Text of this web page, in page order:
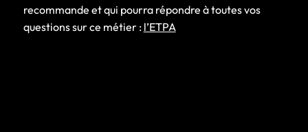
recommande et qui pourra répondre à toutes vos
questions sur ce métier : l’ETPA